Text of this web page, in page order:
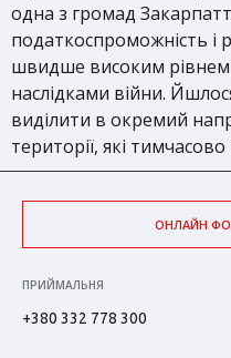
одна з громад
податкоспроможність і
швидше високим рівнем
наслідками війни.
виділити в окремий
території, які
ОНЛАЙН
ПРИЙМАЛЬНЯ
+380 332 778 300